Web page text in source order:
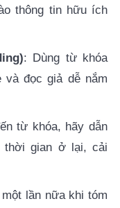
thông tin hữu ích
: Dùng từ khóa
và đọc giả dễ nắm
từ khóa, hãy dẫn
thời gian ở lại, cải
lần nữa khi tóm